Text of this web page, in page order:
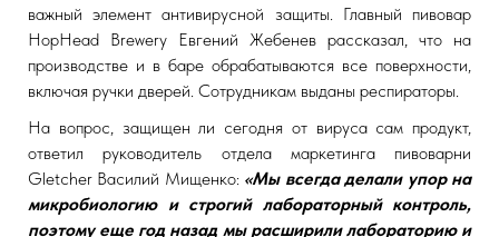
важный элемент антивирусной защиты. Главный пивовар
HopHead Brewery Евгений Жебенев рассказал, что на
производстве и в баре обрабатываются все поверхности,
включая ручки дверей. Сотрудникам выданы респираторы.
На вопрос, защищен ли сегодня от вируса сам продукт,
ответил руководитель отдела маркетинга пивоварни
Gletcher Василий Мищенко: «Мы всегда делали упор на
микробиологию и строгий лабораторный контроль,
поэтому еще год назад мы расширили лабораторию и